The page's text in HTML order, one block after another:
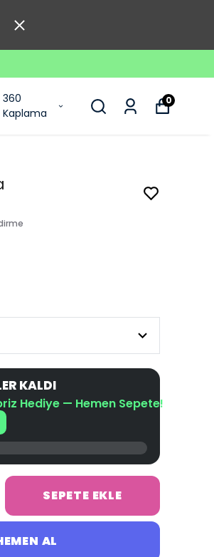
360
Kaplama
0
KALDI
Hediye — Hemen Sepete!
SEPETE EKLE
AL